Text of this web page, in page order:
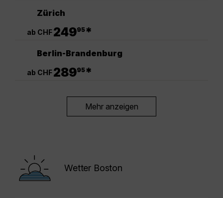
Zürich
ab CHF24995*
Berlin-Brandenburg
ab CHF28995*
Mehr anzeigen
Wetter Boston